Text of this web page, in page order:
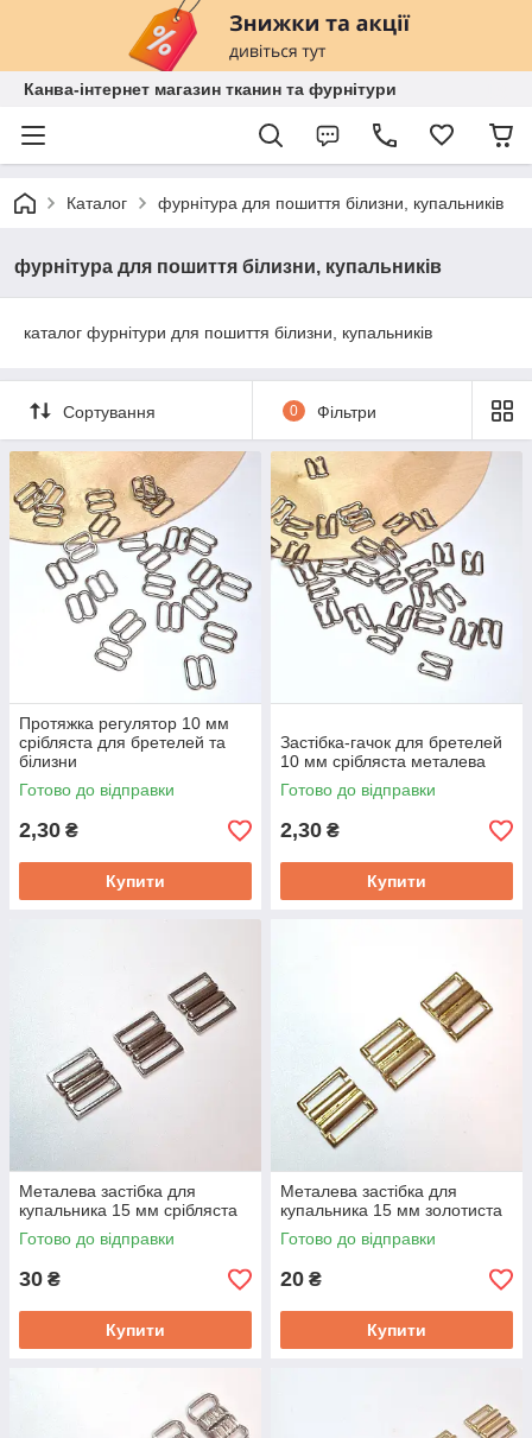
Канва-інтернет магазин тканин та фурнітури
Каталог фурнітура для пошиття білизни, купальників
фурнітура для пошиття білизни, купальників
каталог фурнітури для пошиття білизни, купальників
Сортування 0 Фільтри
Протяжка регулятор 10 мм
срібляста для бретелей та
білизни
Готово до відправки
2,30 ₴
Купити
Застібка-гачок для бретелей
10 мм срібляста металева
Готово до відправки
2,30 ₴
Купити
Металева застібка для
купальника 15 мм срібляста
Готово до відправки
30 ₴
Купити
Металева застібка для
купальника 15 мм золотиста
Готово до відправки
20 ₴
Купити